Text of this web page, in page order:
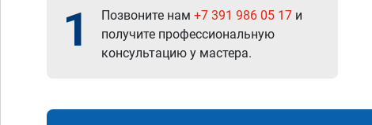
1 Позвоните нам +7 391 986 05 17 и
получите профессиональную
консультацию у мастера.